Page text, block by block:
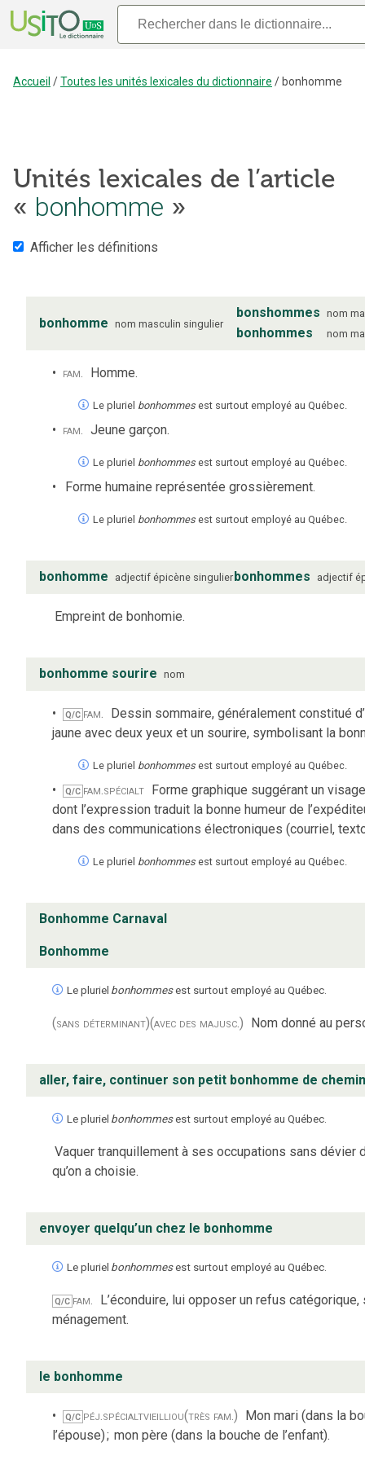
Accueil /Toutes les unités lexicales du dictionnaire / bonhomme
Unités lexicales de l’article
« bonhomme »
Afficher les définitions
bonhomme nom masculin singulier
bonshommes nom
bonhommes nom
fam. Homme.
Le pluriel bonhommes est surtout employé au Québec.
fam. Jeune garçon.
Le pluriel bonhommes est surtout employé au Québec.
Forme humaine représentée grossièrement.
Le pluriel bonhommes est surtout employé au Québec.
bonhomme adjectif épicène singulierbonhommes adjectif
Empreint de bonhomie.
bonhomme sourire nom
Q/C fam. Dessin sommaire, généralement constitué
jaune avec deux yeux et un sourire, symbolisant la
Le pluriel bonhommes est surtout employé au Québec.
Q/C fam.spécialt Forme graphique suggérant un
dont l’expression traduit la bonne humeur de
dans des communications électroniques (courriel,
Le pluriel bonhommes est surtout employé au Québec.
Bonhomme Carnaval
Bonhomme
Le pluriel bonhommesest surtout employé au Québec.
(sans déterminant)(avec des majusc.) Nom donné au
aller, faire, continuer son petit bonhomme de chemin
Le pluriel bonhommesest surtout employé au Québec.
Vaquer tranquillement à ses occupations sans dévier
qu’on a choisie.
envoyer quelqu’un chez le bonhomme
Le pluriel bonhommesest surtout employé au Québec.
Q/C fam. L’éconduire, lui opposer un refus catégorique,
ménagement.
le bonhomme
Q/C péj.spécialtvieilliou(très fam.) Mon mari (dans la
l’épouse); mon père (dans la bouche de l’enfant).